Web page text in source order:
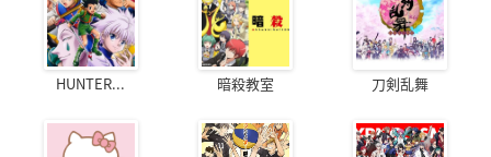
HUNTER... 暗殺教室 刀剣乱舞